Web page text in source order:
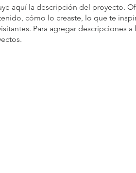
aquí la descripción del proyecto.
cómo lo creaste, lo que te
Para agregar descripciones